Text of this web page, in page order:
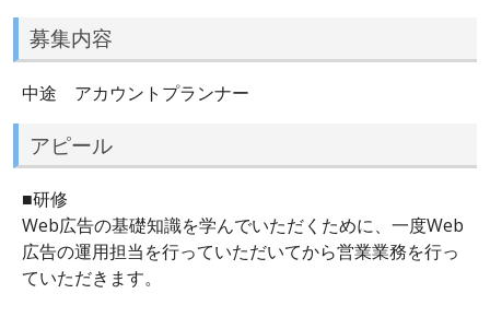
募集内容
中途 アカウントプランナー
アピール
■研修
Web広告の基礎知識を学んでいただくために、一度Web
広告の運用担当を行っていただいてから営業業務を行っ
ていただきます。